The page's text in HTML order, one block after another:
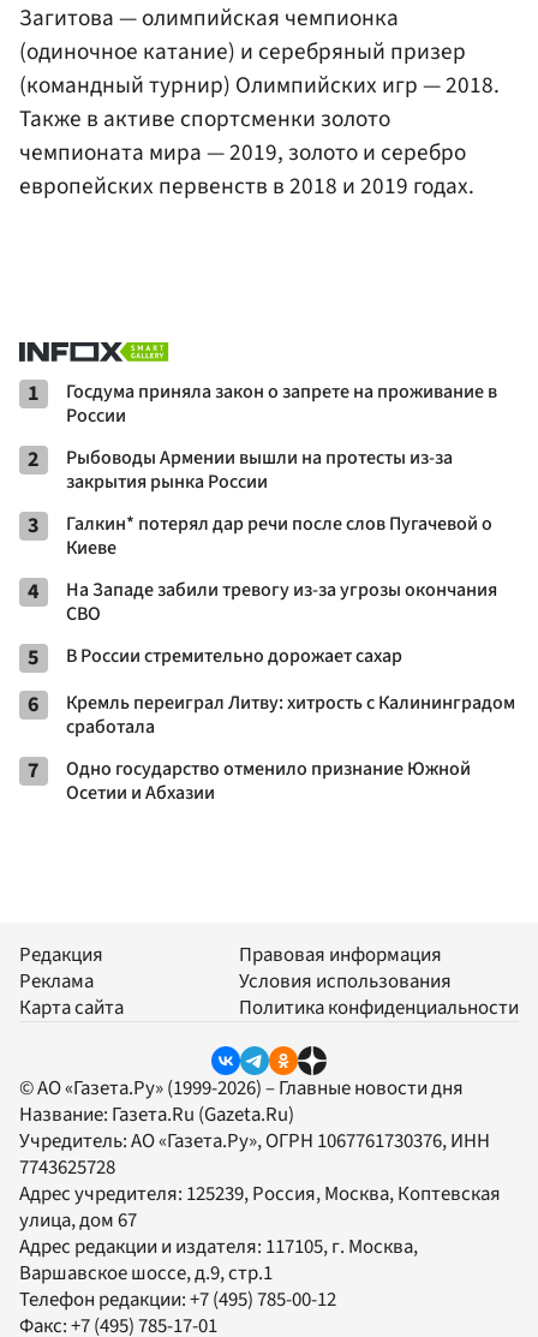
Загитова — олимпийская чемпионка
(одиночное катание) и серебряный призер
(командный турнир) Олимпийских игр — 2018.
Также в активе спортсменки золото
чемпионата мира — 2019, золото и серебро
европейских первенств в 2018 и 2019 годах.
1
Госдума приняла закон о запрете на проживание в
России
2
Рыбоводы Армении вышли на протесты из-за
закрытия рынка России
3
Галкин* потерял дар речи после слов Пугачевой о
Киеве
4
На Западе забили тревогу из-за угрозы окончания
СВО
5 В России стремительно дорожает сахар
6
Кремль переиграл Литву: хитрость с Калининградом
сработала
7
Одно государство отменило признание Южной
Осетии и Абхазии
Редакция
Реклама
Карта сайта
Правовая информация
Условия использования
Политика конфиденциальности
© АО «Газета.Ру» (1999-2026) – Главные новости дня
Название: Газета.Ru (Gazeta.Ru)
Учредитель:АО «Газета.Ру», ОГРН 1067761730376, ИНН
7743625728
Адрес учредителя: 125239, Россия, Москва, Коптевская
улица, дом 67
Адрес редакции и издателя: 117105, г. Москва,
Варшавское шоссе, д.9, стр.1
Телефон редакции:+7 (495) 785-00-12
Факс:+7 (495) 785-17-01